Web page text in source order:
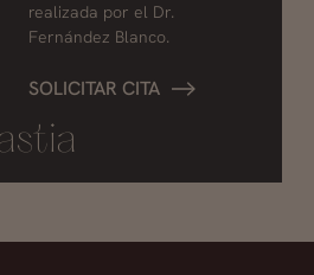
realizada por el Dr.
Fernández Blanco.
SOLICITAR CITA